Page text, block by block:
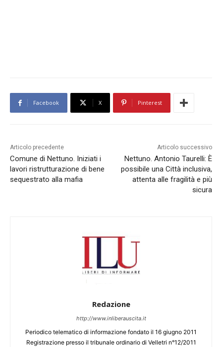
Facebook X Pinterest
Articolo precedente
Comune di Nettuno. Iniziati i
lavori ristrutturazione di bene
sequestrato alla mafia
Articolo successivo
Nettuno. Antonio Taurelli: È
possibile una Città inclusiva,
attenta alle fragilità e più
sicura
Redazione
http://www.inliberauscita.it
Periodico telematico di informazione fondato il 16 giugno 2011
Registrazione presso il tribunale ordinario di Velletri n°12/2011